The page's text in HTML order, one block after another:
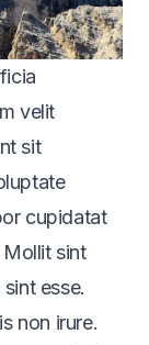
velit
sit
cupidatat
Mollit sint
esse.
non irure.